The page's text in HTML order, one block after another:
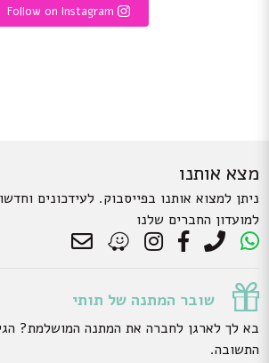
Follow on Instagram
מצא אותנו
ניתן למצוא אותנו בפייסבוק. לעידכונים
למועדון החברים שלנו
שובר המתנה של תותי
בא לך לארגן לחברה את המתנה המושלמת?
התשובה.